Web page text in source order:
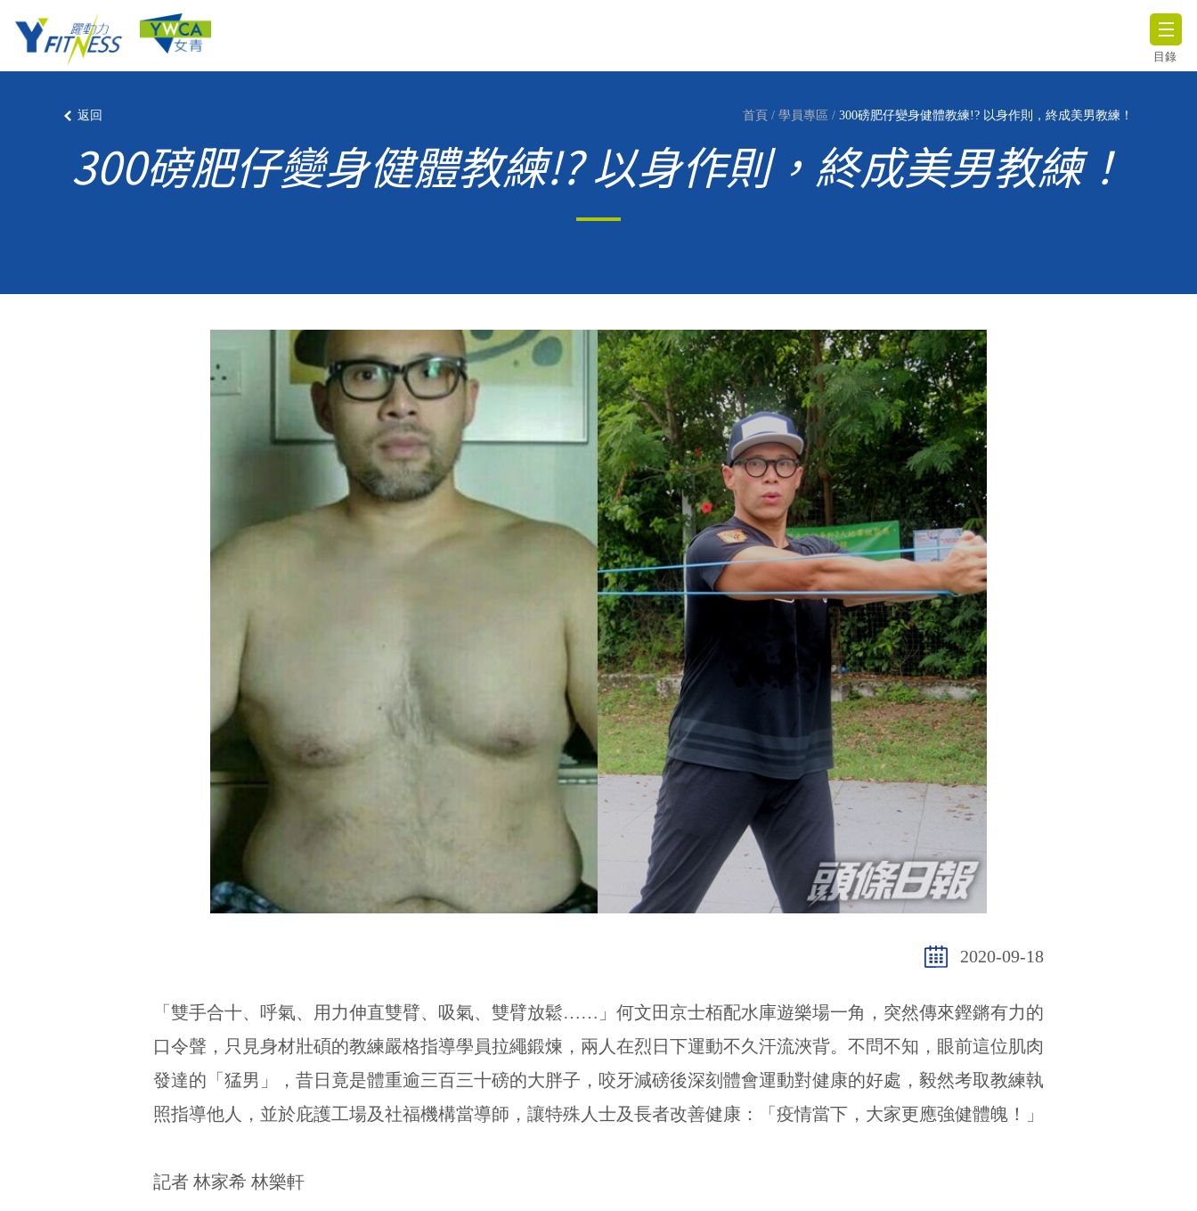
目錄
首頁 / 學員專區 / 300磅肥仔變身健體教練!? 以身作則，終成美男教練！
返回
300磅肥仔變身健體教練!? 以身作則，終成美男教練！
2020-09-18
「雙手合十、呼氣、用力伸直雙臂、吸氣、雙臂放鬆……」何文田京士栢配水庫遊樂場一角，突然傳來鏗鏘有力的
口令聲，只見身材壯碩的教練嚴格指導學員拉繩鍛煉，兩人在烈日下運動不久汗流浹背。不問不知，眼前這位肌肉
發達的「猛男」，昔日竟是體重逾三百三十磅的大胖子，咬牙減磅後深刻體會運動對健康的好處，毅然考取教練執
照指導他人，並於庇護工場及社福機構當導師，讓特殊人士及長者改善健康：「疫情當下，大家更應強健體魄！」
記者 林家希 林樂軒